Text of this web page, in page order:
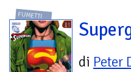
FUMETTI
di Peter